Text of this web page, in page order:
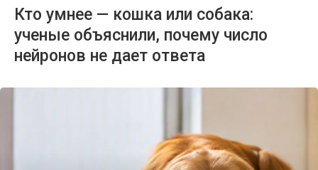
Кто умнее — кошка или собака:
ученые объяснили, почему число
нейронов не дает ответа